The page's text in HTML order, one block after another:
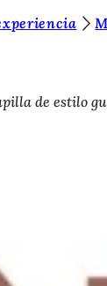
de estilo